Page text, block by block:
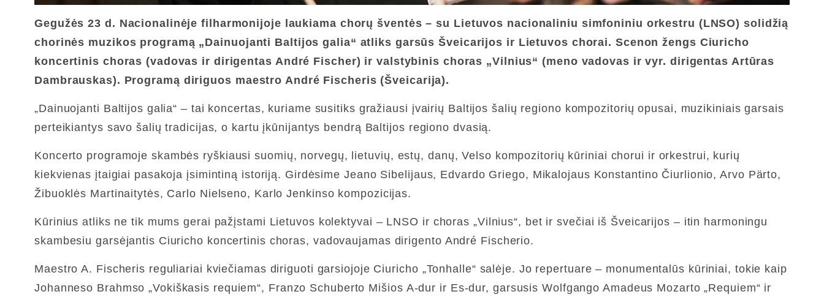
Gegužės 23 d. Nacionalinėje filharmonijoje laukiama chorų šventės – su Lietuvos nacionaliniu simfoniniu orkestru (LNSO) solidžią
chorinės muzikos programą „Dainuojanti Baltijos galia“ atliks garsūs Šveicarijos ir Lietuvos chorai. Scenon žengs Ciuricho
koncertinis choras (vadovas ir dirigentas André Fischer) ir valstybinis choras „Vilnius“ (meno vadovas ir vyr. dirigentas Artūras
Dambrauskas). Programą diriguos maestro André Fischeris (Šveicarija).
„Dainuojanti Baltijos galia“ – tai koncertas, kuriame susitiks gražiausi įvairių Baltijos šalių regiono kompozitorių opusai, muzikiniais garsais
perteikiantys savo šalių tradicijas, o kartu įkūnijantys bendrą Baltijos regiono dvasią.
Koncerto programoje skambės ryškiausi suomių, norvegų, lietuvių, estų, danų, Velso kompozitorių kūriniai chorui ir orkestrui, kurių
kiekvienas įtaigiai pasakoja įsimintiną istoriją. Girdėsime Jeano Sibelijaus, Edvardo Griego, Mikalojaus Konstantino Čiurlionio, Arvo Pärto,
Žibuoklės Martinaitytės, Carlo Nielseno, Karlo Jenkinso kompozicijas.
Kūrinius atliks ne tik mums gerai pažįstami Lietuvos kolektyvai – LNSO ir choras „Vilnius“, bet ir svečiai iš Šveicarijos – itin harmoningu
skambesiu garsėjantis Ciuricho koncertinis choras, vadovaujamas dirigento André Fischerio.
Maestro A. Fischeris reguliariai kviečiamas diriguoti garsiojoje Ciuricho „Tonhalle“ salėje. Jo repertuare – monumentalūs kūriniai, tokie kaip
Johanneso Brahmso „Vokiškasis requiem“, Franzo Schuberto Mišios A-dur ir Es-dur, garsusis Wolfgango Amadeus Mozarto „Requiem“ ir